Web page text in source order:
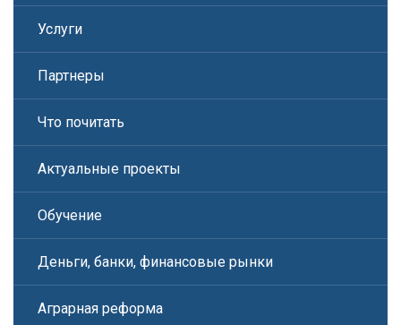
Услуги
Партнеры
Что почитать
Актуальные проекты
Обучение
Деньги, банки, финансовые рынки
Аграрная реформа